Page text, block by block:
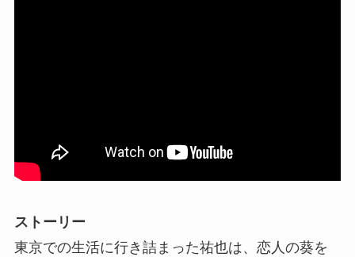
ストーリー
東京での生活に行き詰まった祐也は、恋人の葵を